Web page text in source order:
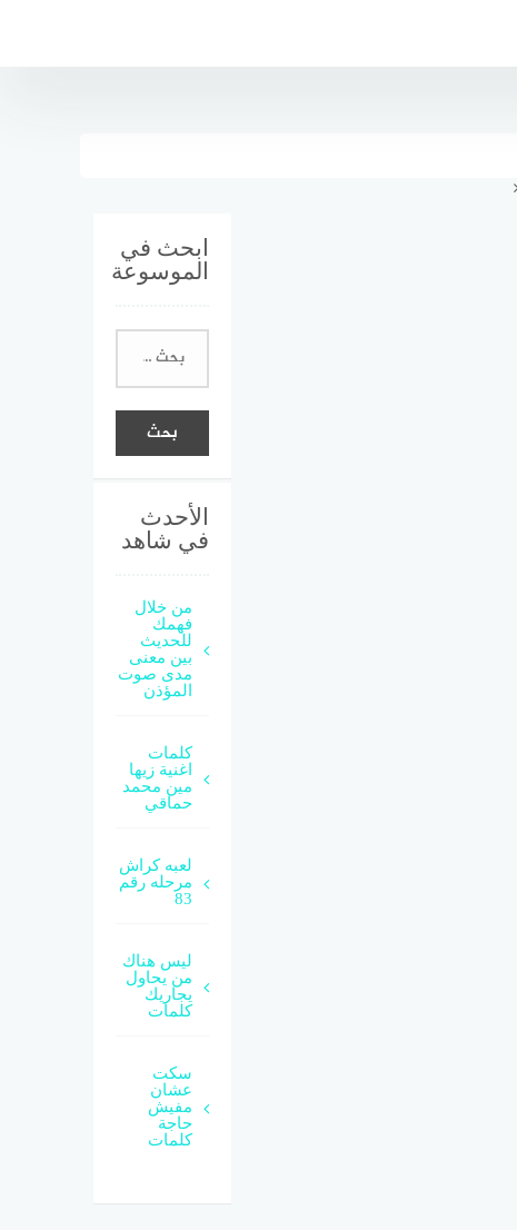
ابحث في
الموسوعة
البحث
الأحدث
في شاهد
من خلال
فهمك
للحديث
بين معنى
مدى صوت
المؤذن
كلمات
اغنية زيها
مين محمد
حماقي
لعبه كراش
مرحله رقم
83
ليس هناك
من يحاول
يجاريك
كلمات
سكت
عشان
مفيش
حاجة
كلمات